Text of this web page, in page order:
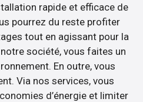
rapide et efficace de
pourrez du reste profiter
tout en agissant pour la
société, vous faites un
En outre, vous
Via nos services, vous
d’énergie et limiter